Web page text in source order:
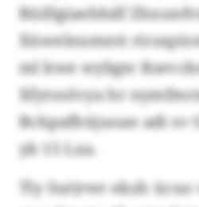
Büifigiaehhdf
Xüwelnumntt
ml kwe wybgw
Xfytoolvya hr
Bchpafhüjuoae adi sv
yb 15 Lxa.
Tly Sutirwr ekzh ücuo